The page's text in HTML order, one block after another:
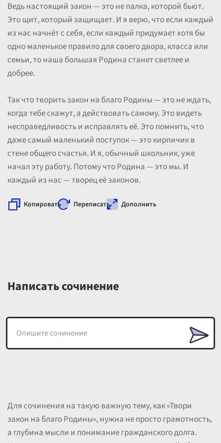
Ведь настоящий закон — это не палка, которой бьют.
Это щит, который защищает. И я верю, что если каждый
из нас начнёт с себя, если каждый придумает хотя бы
одно маленькое правило для своего двора, класса или
семьи, то наша большая Родина станет светлее и
добрее.
Так что творить закон на благо Родины — это не ждать,
когда тебе скажут, а действовать самому. Это видеть
несправедливость и исправлять её. Это помнить, что
даже самый маленький поступок — это кирпичик в
стене общего счастья. И я, обычный школьник, уже
начал эту работу. Потому что Родина — это мы. И
каждый из нас — творец её законов.
Копировать Переписать Дополнить
Написать сочинение
Для сочинения на такую важную тему, как «Твори
закон на благо Родины», нужна не просто грамотность,
а глубина мысли и понимание гражданского долга.